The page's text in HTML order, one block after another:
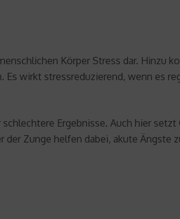
Körper Stress dar. Hinzu
Es wirkt stressreduzierend, wenn es
Ergebnisse. Auch hier setzt
Zunge helfen dabei, akute Ängste